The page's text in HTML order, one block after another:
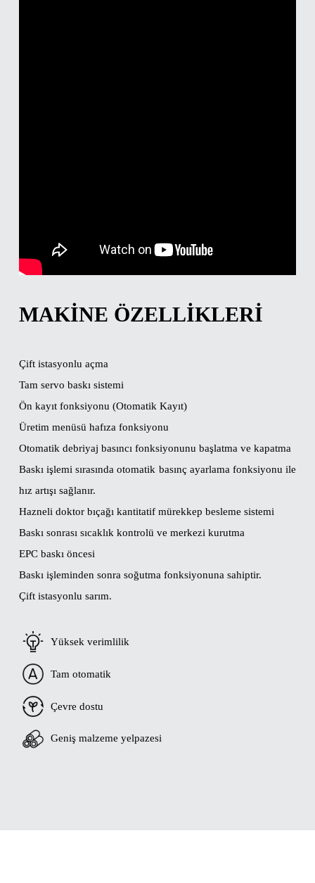
MAKINE ÖZELLIKLERI
Çift istasyonlu açma
Tam servo baskı sistemi
Ön kayıt fonksiyonu (Otomatik Kayıt)
Üretim menüsü hafıza fonksiyonu
Otomatik debriyaj basıncı fonksiyonunu başlatma ve kapatma
Baskı işlemi sırasında otomatik basınç ayarlama fonksiyonu ile
hız artışı sağlanır.
Hazneli doktor bıçağı kantitatif mürekkep besleme sistemi
Baskı sonrası sıcaklık kontrolü ve merkezi kurutma
EPC baskı öncesi
Baskı işleminden sonra soğutma fonksiyonuna sahiptir.
Çift istasyonlu sarım.
Yüksek verimlilik
Tam otomatik
Çevre dostu
Geniş malzeme yelpazesi